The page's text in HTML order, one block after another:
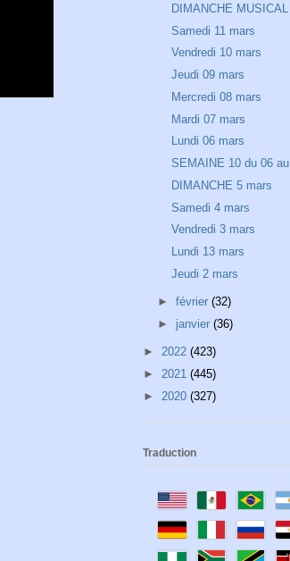
DIMANCHE
Samedi 11 mars
Vendredi 10 mars
Jeudi 09 mars
Mercredi 08 mars
Mardi 07 mars
Lundi 06 mars
SEMAINE 10 du 06
DIMANCHE 5 mars
Samedi 4 mars
Vendredi 3 mars
Lundi 13 mars
Jeudi 2 mars
► février (32)
► janvier (36)
► 2022 (423)
► 2021 (445)
► 2020 (327)
Traduction